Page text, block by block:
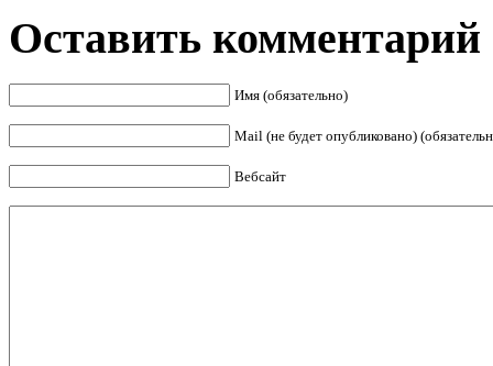
Оставить комментарий
Имя (обязательно)
Mail (не будет опубликовано)
Вебсайт